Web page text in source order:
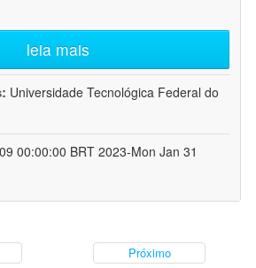
leia mais
Universidade Tecnológica Federal do
00:00:00 BRT 2023-Mon Jan 31
Próximo